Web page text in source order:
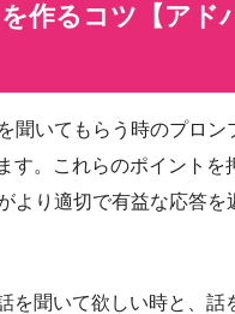
作るコツ【アド
聞いてもらう時のプロン
す。これらのポイントを
より適切で有益な応答を
を聞いて欲しい時と、話